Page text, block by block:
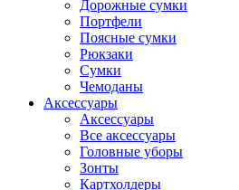
Дорожные сумки
Портфели
Поясные сумки
Рюкзаки
Сумки
Чемоданы
Аксессуары
Аксессуары
Все аксессуары
Головные уборы
Зонты
Картхолдеры